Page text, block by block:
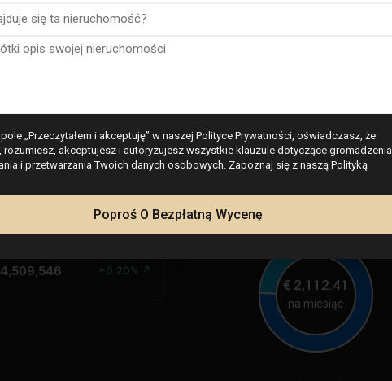
1,770,900 -0.02% ↘
-0.23% ↘
4,509,546 +0.20% ↗
Kalkulator
€ 2,112.41
na miesiąc
„Przeczytałem i akceptuję” w naszej Polityce Prywatności, oświadczasz, że
rozumiesz, akceptujesz i autoryzujesz wszystkie klauzule dotyczące gromadzenia,
i przetwarzania Twoich danych osobowych. Zapoznaj się z naszą Polityką
Poproś O Bezpłatną Wycenę